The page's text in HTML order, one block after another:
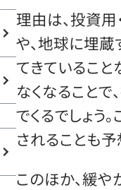
理由は、投資
や、地球に埋
てきていること
なくなること
でくるでしょう
されることも予
このほか、緩や